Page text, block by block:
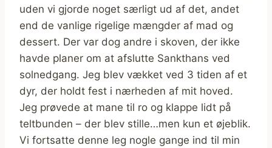
uden vi gjorde noget særligt ud af det, andet
end de vanlige rigelige mængder af mad og
dessert. Der var dog andre i skoven, der ikke
havde planer om at afslutte Sankthans ved
solnedgang. Jeg blev vækket ved 3 tiden af et
dyr, der holdt fest i nærheden af mit hoved.
Jeg prøvede at mane til ro og klappe lidt på
teltbunden – der blev stille…men kun et øjeblik.
Vi fortsatte denne leg nogle gange ind til min